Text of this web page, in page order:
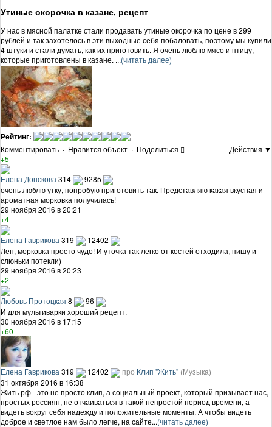
Утиные окорочка в казане, рецепт
У нас в мясной палатке стали продавать утиные окорочка по цене в 299
рублей и так захотелось в эти выходные себя побаловать, поэтому мы купили
4 штуки и стали думать, как их приготовить. Я очень люблю мясо и птицу,
которые приготовлены в казане. ...(читать далее)
Рейтинг:
Комментировать · Нравится объект · Поделиться
Действия ▼
+5
Елена Донскова314
9285
очень люблю утку, попробую приготовить так. Представляю какая вкусная и
ароматная морковка получилась!
29 ноября 2016 в 20:21
+4
Елена Гаврикова 319
12402
Лен, морковка просто чудо! И уточка так легко от костей отходила, пишу и
слюньки потекли)
29 ноября 2016 в 20:23
+2
Любовь Протоцкая 8
96
И для мультиварки хороший рецепт.
30 ноября 2016 в 17:15
+60
Елена Гаврикова 319 12402 про Клип "Жить" (Музыка)
31 октября 2016 в 16:38
Жить рф - это не просто клип, а социальный проект, который призывает нас,
простых россиян, не отчаиваться в такой непростой период времени, а
видеть вокруг себя надежду и положительные моменты. А чтобы видеть
доброе и светлое нам было легче, на сайте...(читать далее)